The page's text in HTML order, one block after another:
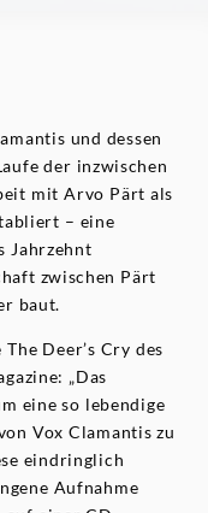
und dessen
der inzwischen
mit Arvo Pärt als
– eine
Jahrzehnt
zwischen Pärt
baut.
Deer’s Cry des
„Das
eine so lebendige
Vox Clamantis zu
eindringlich
Aufnahme